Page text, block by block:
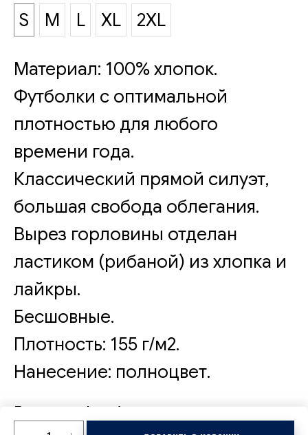
S
M L XL 2XL
Материал: 100% хлопок.
Футболки с оптимальной
плотностью для любого
времени года.
Классический прямой силуэт,
большая свобода облегания.
Вырез горловины отделан
ластиком (рибаной) из хлопка и
лайкры.
Бесшовные.
Плотность: 155 г/м2.
Нанесение: полноцвет.
Раздел: Футболки